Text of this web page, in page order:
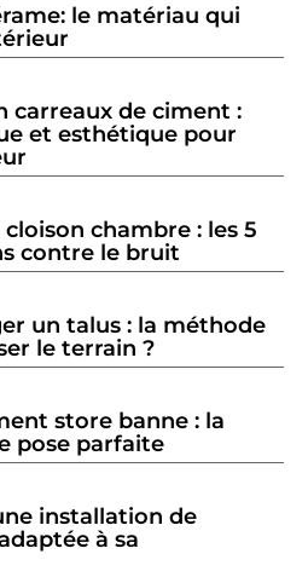
le matériau qui
carreaux de ciment :
et esthétique pour
chambre : les 5
contre le bruit
un talus : la méthode
le terrain ?
store banne : la
pose parfaite
installation de
à sa